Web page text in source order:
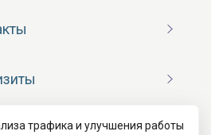
оферты
трафика и улучшения работы